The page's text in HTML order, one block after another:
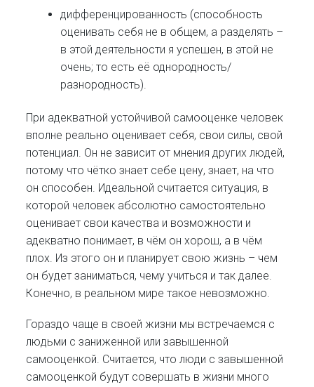
дифференцированность (способность
оценивать себя не в общем, а разделять –
в этой деятельности я успешен, в этой не
очень; то есть её однородность/
разнородность).
При адекватной устойчивой самооценке человек
вполне реально оценивает себя, свои силы, свой
потенциал. Он не зависит от мнения других людей,
потому что чётко знает себе цену, знает, на что
он способен. Идеальной считается ситуация, в
которой человек абсолютно самостоятельно
оценивает свои качества и возможности и
адекватно понимает, в чём он хорош, а в чём
плох. Из этого он и планирует свою жизнь – чем
он будет заниматься, чему учиться и так далее.
Конечно, в реальном мире такое невозможно.
Гораздо чаще в своей жизни мы встречаемся с
людьми с заниженной или завышенной
самооценкой. Считается, что люди с завышенной
самооценкой будут совершать в жизни много